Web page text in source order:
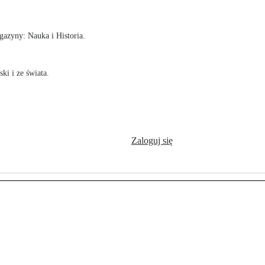
Nauka i Historia.
i ze świata.
Zaloguj się